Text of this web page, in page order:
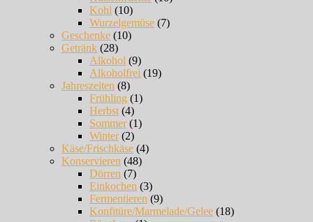
Kohl (10)
Wurzelgemüse (7)
Geschenke (10)
Getränk (28)
Alkohol (9)
Alkoholfrei (19)
Jahreszeiten (8)
Frühling (1)
Herbst(4)
Sommer(1)
Winter(2)
Käse/Frischkäse (4)
Konservieren (48)
Dörren (7)
Einkochen (3)
Fermentieren (9)
Konfitüre/Marmelade/Gelee (18)